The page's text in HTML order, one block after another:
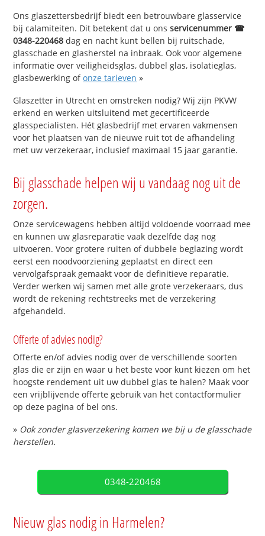
Ons glaszettersbedrijf biedt een betrouwbare glasservice
bij calamiteiten. Dit betekent dat u onsservicenummer ☎
0348-220468 dag en nacht kunt bellen bij ruitschade,
glasschade en glasherstel na inbraak. Ook voor algemene
informatie over veiligheidsglas, dubbel glas, isolatieglas,
glasbewerking ofonze tarieven »
Glaszetter in Utrecht en omstreken nodig? Wij zijn PKVW
erkend en werken uitsluitend met gecertificeerde
glasspecialisten. Hét glasbedrijf met ervaren vakmensen
voor het plaatsen van de nieuwe ruit tot de afhandeling
met uw verzekeraar, inclusief maximaal 15 jaar garantie.
Bij glasschade helpen wij u vandaag nog uit de
zorgen.
Onze servicewagens hebben altijd voldoende voorraad mee
en kunnen uw glasreparatie vaak dezelfde dag nog
uitvoeren. Voor grotere ruiten of dubbele beglazing wordt
eerst een noodvoorziening geplaatst en direct een
vervolgafspraak gemaakt voor de definitieve reparatie.
Verder werken wij samen met alle grote verzekeraars, dus
wordt de rekening rechtstreeks met de verzekering
afgehandeld.
Offerte of advies nodig?
Offerte en/of advies nodig over de verschillende soorten
glas die er zijn en waar u het beste voor kunt kiezen om het
hoogste rendement uit uw dubbel glas te halen? Maak voor
een vrijblijvende offerte gebruik van het contactformulier
op deze pagina of bel ons.
» Ook zonder glasverzekering komen we bij u de glasschade
herstellen.
0348-220468
Nieuw glas nodig in Harmelen?